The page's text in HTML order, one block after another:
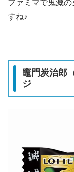
ファミマで鬼滅
すね♪
竈門炭治郎
ジ